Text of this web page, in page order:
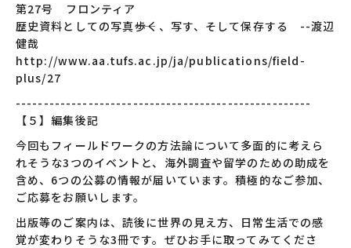
第27号 フロンティア
歴史資料としての写真――歩く、写す、そして保存する --渡辺
健哉
http://www.aa.tufs.ac.jp/ja/publications/field-
plus/27
-----------------------------------------------------
【５】編集後記
今回もフィールドワークの方法論について多面的に考えら
れそうな3つのイベントと、海外調査や留学のための助成を
含め、6つの公募の情報が届いています。積極的なご参加、
ご応募をお願いします。
出版等のご案内は、読後に世界の見え方、日常生活での感
覚が変わりそうな3冊です。ぜひお手に取ってみてくださ